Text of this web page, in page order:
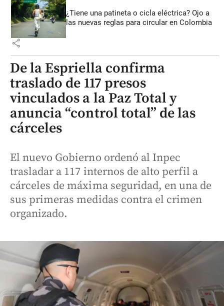
¿Tiene una patineta o cicla eléctrica? Ojo a
las nuevas reglas para circular en Colombia
share
De la Espriella confirma
traslado de 117 presos
vinculados a la Paz Total y
anuncia “control total” de las
cárceles
El nuevo Gobierno ordenó al Inpec
trasladar a 117 internos de alto perfil a
cárceles de máxima seguridad, en una de
sus primeras medidas contra el crimen
organizado.